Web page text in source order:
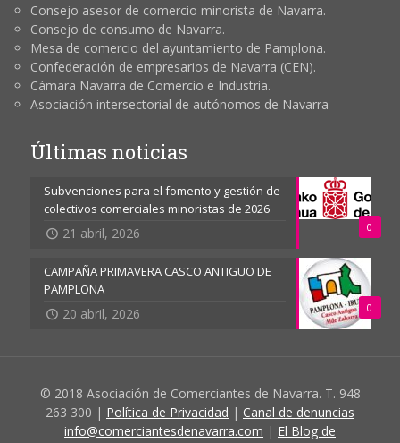
Consejo asesor de comercio minorista de Navarra.
Consejo de consumo de Navarra.
Mesa de comercio del ayuntamiento de Pamplona.
Confederación de empresarios de Navarra (CEN).
Cámara Navarra de Comercio e Industria.
Asociación intersectorial de autónomos de Navarra
Últimas noticias
0
Subvenciones para el fomento y gestión de
colectivos comerciales minoristas de 2026
21 abril, 2026
0
CAMPAÑA PRIMAVERA CASCO ANTIGUO DE
PAMPLONA
20 abril, 2026
© 2018 Asociación de Comerciantes de Navarra. T. 948
263 300 | Política de Privacidad | Canal de denuncias
info@comerciantesdenavarra.com | El Blog de